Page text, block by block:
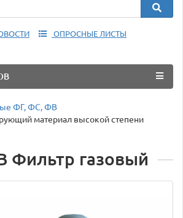
ОПРОСНЫЕ ЛИСТЫ
ФГ, ФС, ФВ
материал высокой степени
Фильтр газовый